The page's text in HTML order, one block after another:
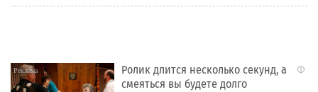
i
Ролик длится несколько секунд, а
смеяться вы будете долго